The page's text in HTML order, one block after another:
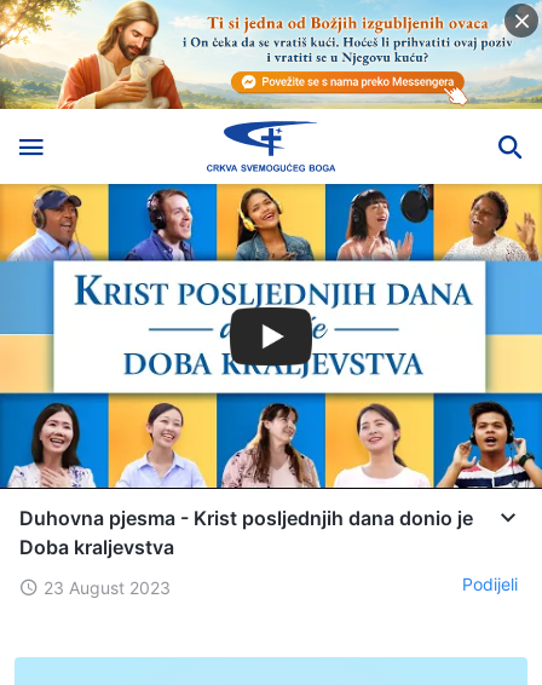
Duhovna pjesma - Krist posljednjih dana donio je
Doba kraljevstva
23 August 2023 Podijeli